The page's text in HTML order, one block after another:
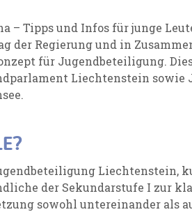
– Tipps und Infos für junge
der Regierung und in
für Jugendbeteiligung.
Liechtenstein sowie
Liechtenstein,
der Sekundarstufe I zur
sowohl untereinander als